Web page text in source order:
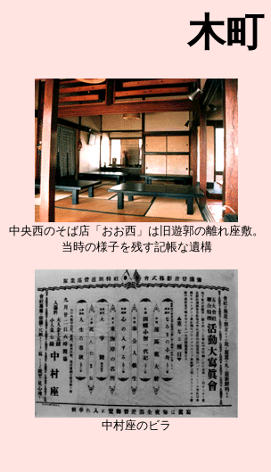
木
中央西のそば店「おお西」は旧遊郭の離れ座敷。
当時の様子を残す記帳な遺構
中村座のビラ